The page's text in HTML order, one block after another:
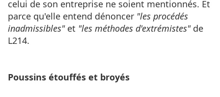
celui de son entreprise ne soient mentionnés. Et
parce qu'elle entend dénoncer "les procédés
inadmissibles"et "les méthodes d'extrémistes"de
L214.
Poussins étouffés et broyés